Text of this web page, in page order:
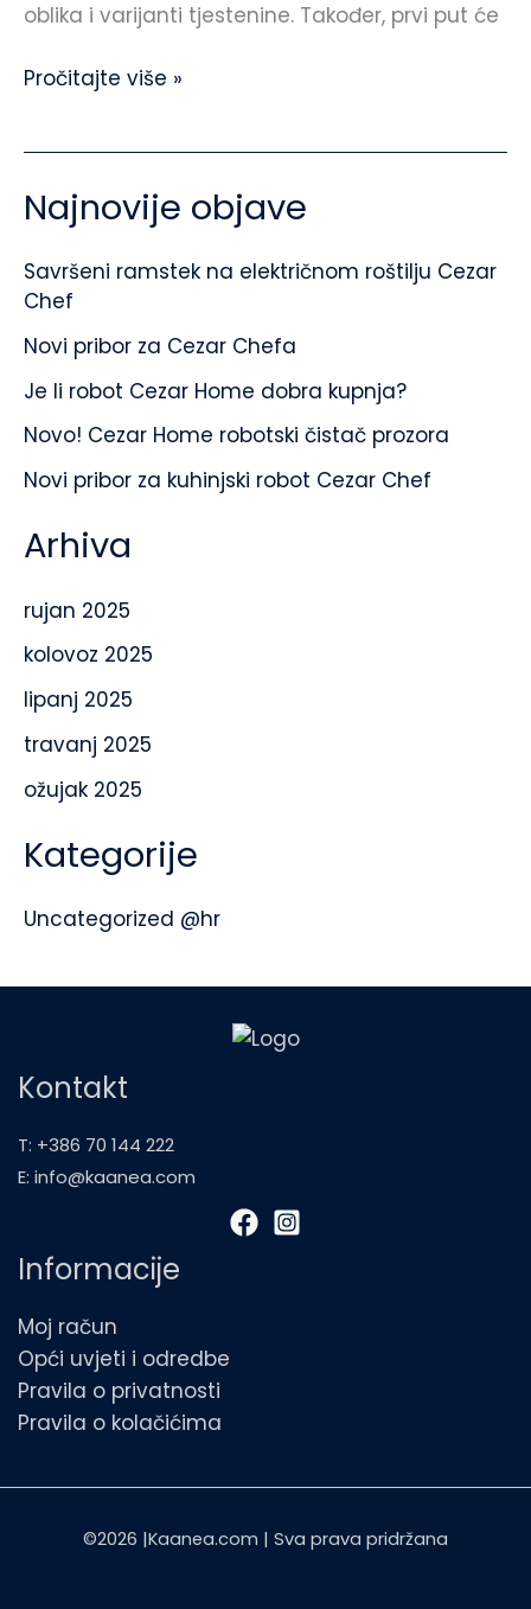
oblika i varijanti tjestenine. Također, prvi put će
Pročitajte više »
Najnovije objave
Savršeni ramstek na električnom roštilju Cezar
Chef
Novi pribor za Cezar Chefa
Je li robot Cezar Home dobra kupnja?
Novo! Cezar Home robotski čistač prozora
Novi pribor za kuhinjski robot Cezar Chef
Arhiva
rujan 2025
kolovoz 2025
lipanj 2025
travanj 2025
ožujak 2025
Kategorije
Uncategorized @hr
Kontakt
T: +386 70 144 222
E: info@kaanea.com
Informacije
Moj račun
Opći uvjeti i odredbe
Pravila o privatnosti
Pravila o kolačićima
©2026 |Kaanea.com | Sva prava pridržana